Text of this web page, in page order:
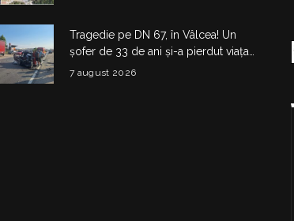
Tragedie pe DN 67, în Vâlcea! Un
șofer de 33 de ani și-a pierdut viața
într-un accident la Budești
7 august 2026